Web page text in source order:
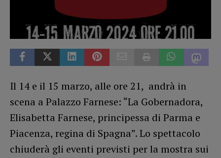
Il 14 e il 15 marzo, alle ore 21, andrà in
scena a Palazzo Farnese: “La Gobernadora,
Elisabetta Farnese, principessa di Parma e
Piacenza, regina di Spagna”. Lo spettacolo
chiuderà gli eventi previsti per la mostra sui